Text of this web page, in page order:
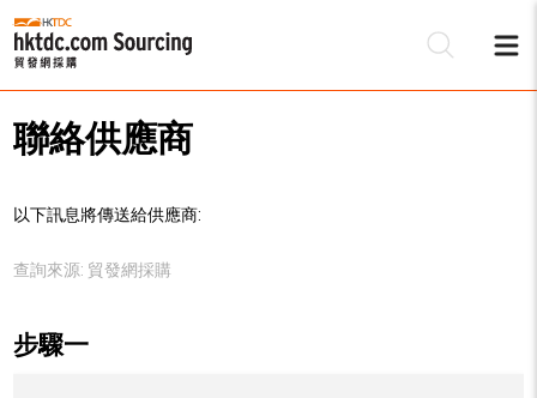
聯絡供應商
以下訊息將傳送給供應商:
查詢來源: 貿發網採購
步驟一